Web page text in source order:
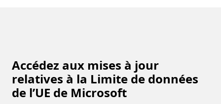
Accédez aux mises à jour
relatives à la Limite de données
de l’UE de Microsoft